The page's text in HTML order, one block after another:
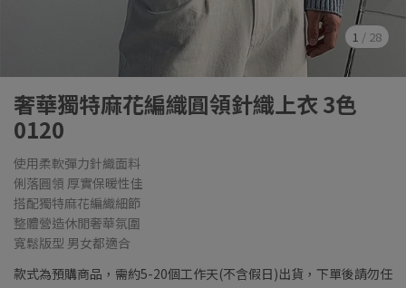
1 / 28
奢華獨特麻花編織圓領針織上衣 3色
0120
使用柔軟彈力針織面料
俐落圓領 厚實保暖性佳
搭配獨特麻花編織細節
整體營造休閒奢華氛圍
寬鬆版型 男女都適合
款式為預購商品，需約5-20個工作天(不含假日)出貨，下單後請勿任